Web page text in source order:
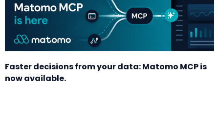
Faster decisions from your data: Matomo MCP is
now available.